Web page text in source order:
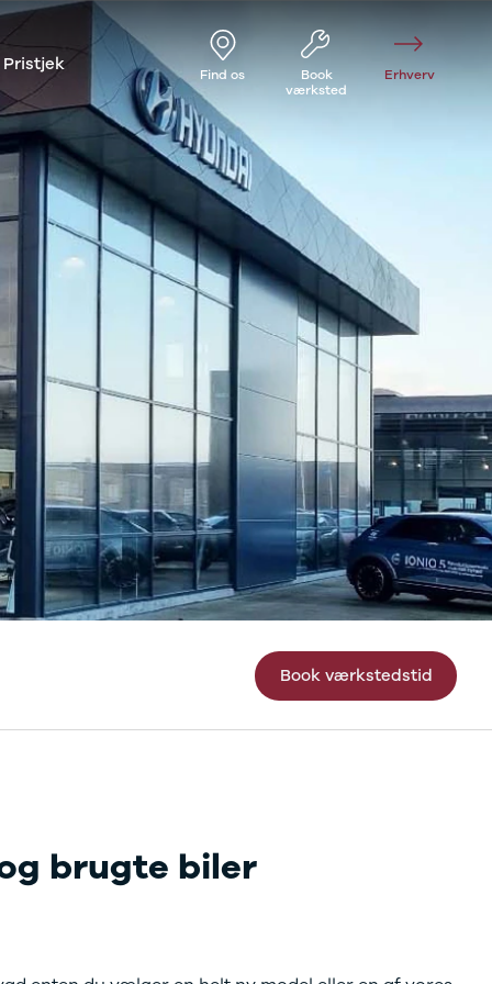
Pristjek Find os
Book
værksted
Erhverv
Book værkstedstid
brugte biler